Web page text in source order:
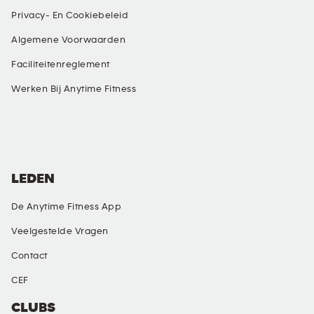
Privacy- En Cookiebeleid
Algemene Voorwaarden
Faciliteitenreglement
Werken Bij Anytime Fitness
CLUBS
LEDEN
De Anytime Fitness App
Veelgestelde Vragen
Contact
CEF